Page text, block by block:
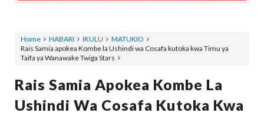
Home HABARI IKULU
MATUKIO
Rais Samia apokea Kombe la Ushindi wa Cosafa kutoka kwa Timu ya
Taifa ya Wanawake Twiga Stars
Rais Samia Apokea Kombe La
Ushindi Wa Cosafa Kutoka Kwa